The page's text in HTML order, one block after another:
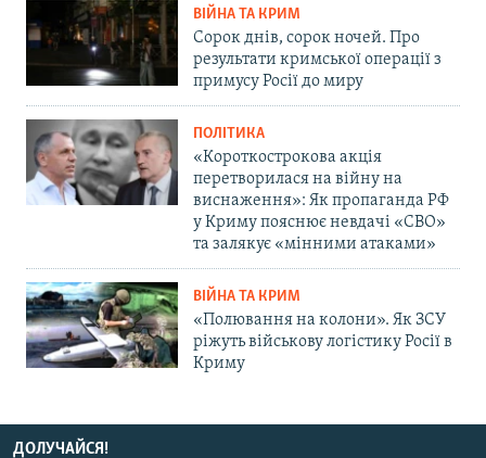
ВІЙНА ТА КРИМ
Сорок днів, сорок ночей. Про
результати кримської операції з
примусу Росії до миру
ПОЛІТИКА
«Короткострокова акція
перетворилася на війну на
виснаження»: Як пропаганда РФ
у Криму пояснює невдачі «СВО»
та залякує «мінними атаками»
ВІЙНА ТА КРИМ
«Полювання на колони». Як ЗСУ
ріжуть військову логістику Росії в
Криму
ДОЛУЧАЙСЯ!